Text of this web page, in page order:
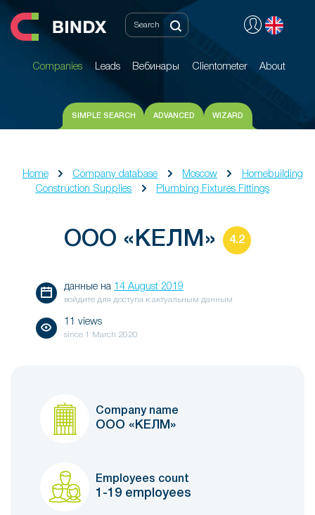
Companies Leads Вебинары Clientometer About
Companies Leads Вебинары Clientometer About
SIMPLE SEARCH ADVANCED WIZARD
Home Company database Moscow
Homebuilding
Construction Supplies
Plumbing Fixtures Fittings
ООО «КЕЛМ» 4.2
данные на 14 August 2019
войдите для доступа к актуальным данным
11 views
since 1 March 2020
Company name
ООО «КЕЛМ»
Employees count
1-19 employees